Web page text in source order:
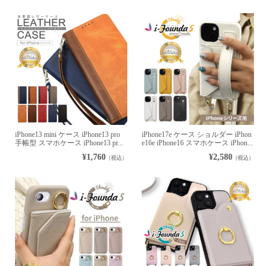
iPhone13 mini ケース iPhone13 pro
手帳型 スマホケース iPhone13 pr...
¥1,760（税込）
iPhone17e ケース ショルダー iPhon
e16e iPhone16 スマホケース iPhon...
¥2,580 （税込）